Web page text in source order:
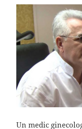
Un medic